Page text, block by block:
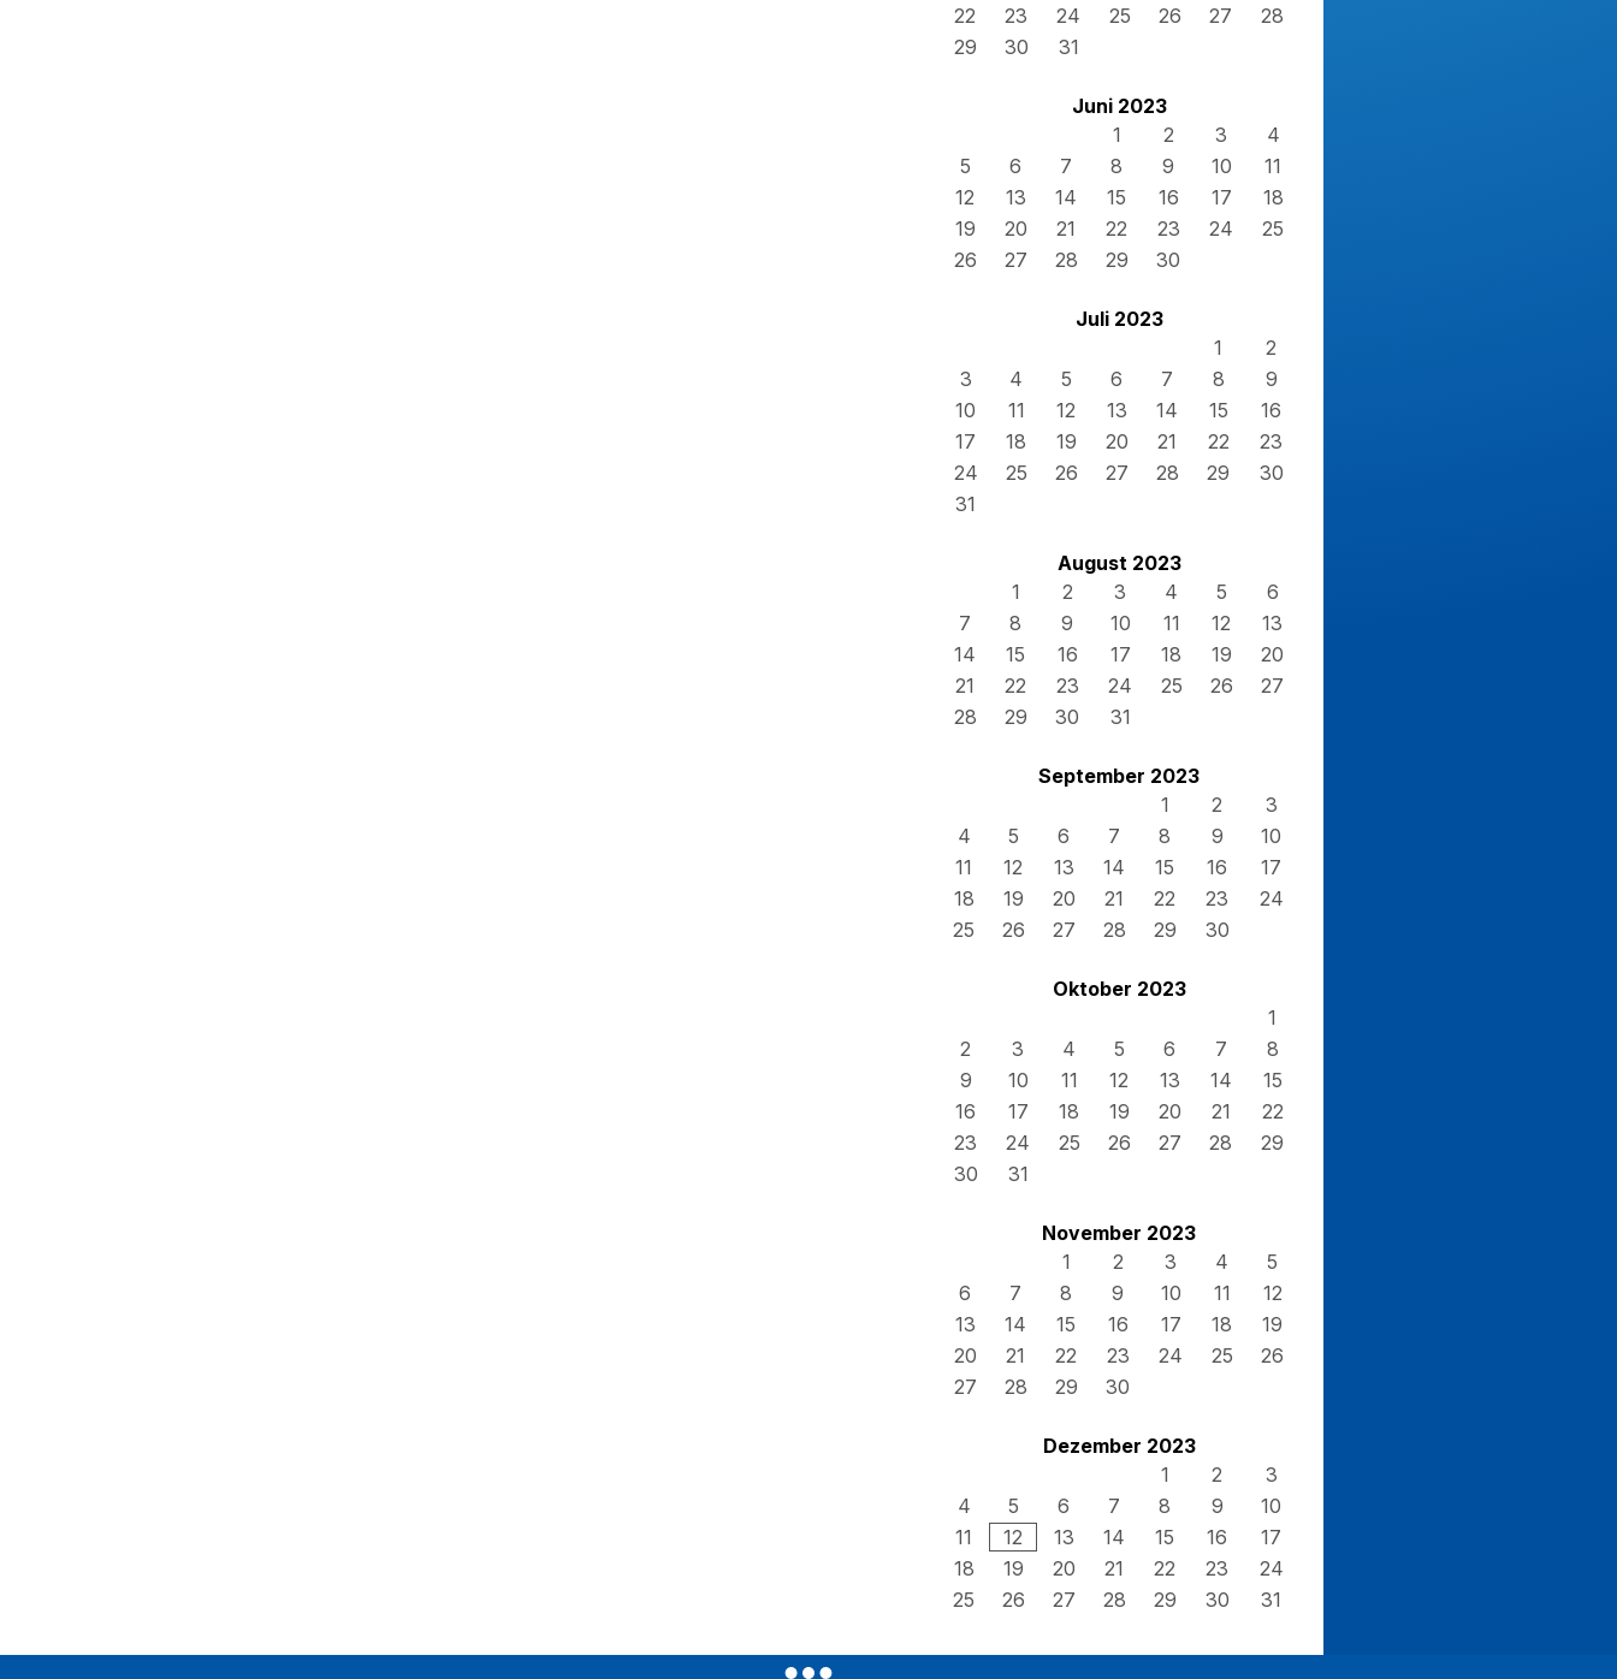
22
23 24 25 26 27
28
29
30 31
Juni 2023
1
2 3
4
5
6 7 8 9 10
11
12
13 14 15 16 17
18
19
20 21 22 23 24
25
26
27 28 29 30
Juli 2023
1
2
3
4 5 6 7 8
9
10
11 12 13 14 15
16
17
18 19 20 21 22
23
24
25 26 27 28 29
30
31
August 2023
1
2 3 4 5
6
7
8 9 10 11 12
13
14
15 16 17 18 19
20
21
22 23 24 25 26
27
28
29 30 31
September 2023
1
2
3
4
5 6 7 8 9
10
11
12 13 14 15 16
17
18
19 20 21 22 23
24
25
26 27 28 29 30
Oktober 2023
1
2
3 4 5 6 7
8
9
10 11 12 13 14
15
16
17 18 19 20 21
22
23
24 25 26 27 28
29
30
31
November 2023
1
2 3 4
5
6
7 8 9 10 11
12
13
14 15 16 17 18
19
20
21 22 23 24 25
26
27
28 29 30
Dezember 2023
1
2
3
4
5 6 7 8 9
10
11
12 13 14 15 16
17
18
19 20 21 22 23
24
25
26 27 28 29 30 31